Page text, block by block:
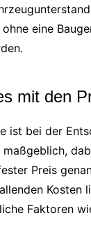
eine
mit den
ist bei der
maßgeblich,
Preis
Kosten
Faktoren